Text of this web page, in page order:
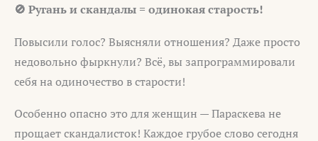
🚫 Ругань и скандалы = одинокая старость!
Повысили голос? Выясняли отношения? Даже просто
недовольно фыркнули? Всё, вы запрограммировали
себя на одиночество в старости!
Особенно опасно это для женщин — Параскева не
прощает скандалисток! Каждое грубое слово сегодня